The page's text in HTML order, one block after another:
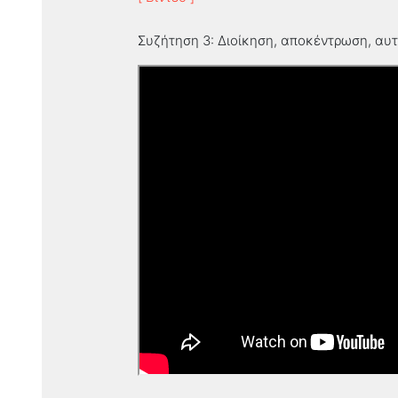
Συζήτηση 3: Διοίκηση, αποκέντρωση,